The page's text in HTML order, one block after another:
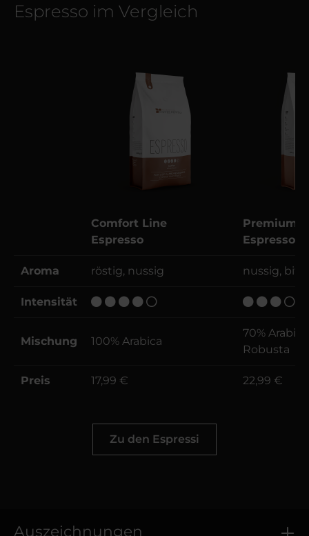
Espresso im Vergleich
Comfort Line
Espresso
Premium
Espresso
Aroma röstig, nussig nussig,
Intensität
Mischung 100% Arabica
70%
Robusta
Preis 17,99 € 22,99 €
Zu den Espressi
Auszeichnungen